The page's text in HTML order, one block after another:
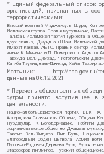
* Единый федеральный список
организаций, признанных в
террористическими:
Высший военный Маджлисуль Шура,
Исламская группа, Братья-мусульмане,
Талибан, Исламская партия Туркестана,
двух святых, Джунд аш-Шам, Исламский
Имарат Кавказ, АБТО, Правый сектор,
имени К. Минина и Д. Пожарского, Аджр от
Тавхида Валь-Джихад, Чистопольский
Катиба Таухид валь-Джихад, Хайят Тахрир
Источник: http://nac.gov.ru/
данные на 06.12.2021
* Перечень общественных
судом принято вступившее в
деятельности:
Национал-большевистская партия, ВЕК
Асгардская Славянская Община, Община
Нурджулар, К Богодержавию, Таблиги
социалистическое общество, Джамаат
Такфир Валь-Хиджра, Пит Буль, Национал-
Благородный Орден Дьявола, Армия воли
Духовно-Родовая Держава Русь, Русское
Староверов-Инглингов, Русский